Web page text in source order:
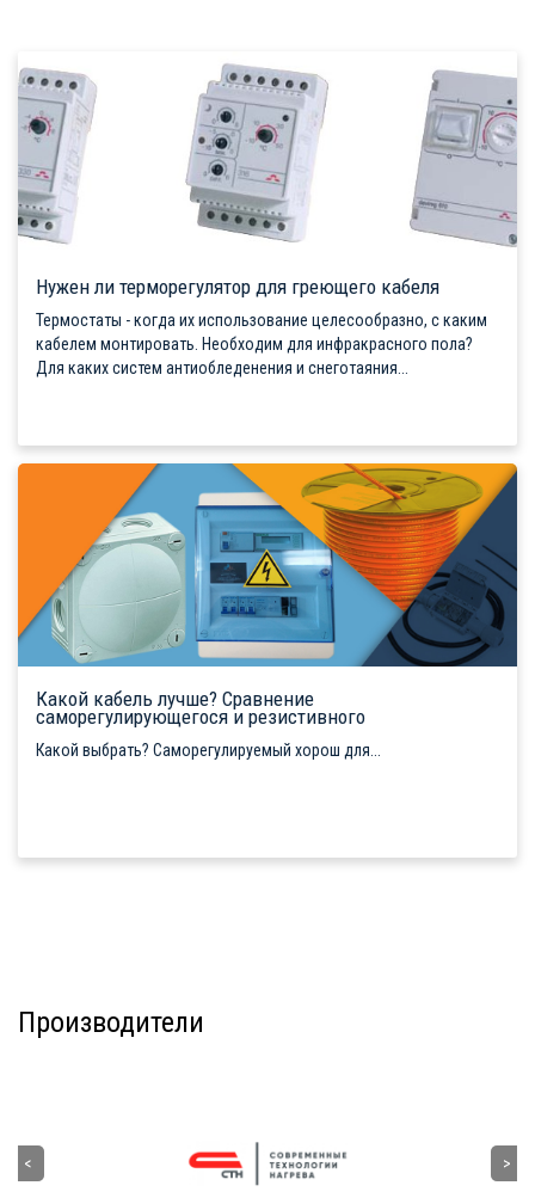
Нужен ли терморегулятор для греющего кабеля
Термостаты - когда их использование целесообразно, с каким
кабелем монтировать. Необходим для инфракрасного пола?
Для каких систем антиобледенения и снеготаяния...
Какой кабель лучше? Сравнение
саморегулирующегося и резистивного
Какой выбрать? Саморегулируемый хорош для...
Производители